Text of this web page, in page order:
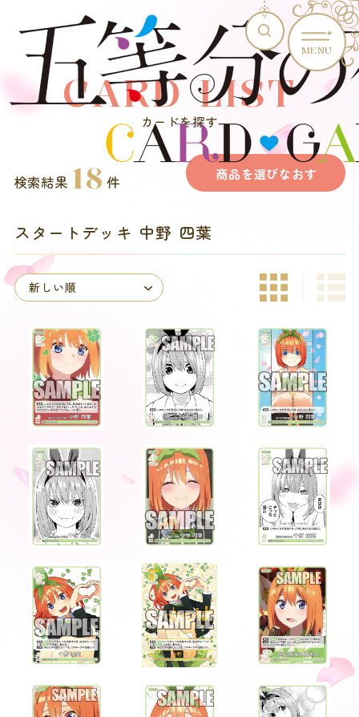
MENU
CARD LIST
カードを探す
検索結果 18 件 商品を選びなおす
スタートデッキ 中野 四葉